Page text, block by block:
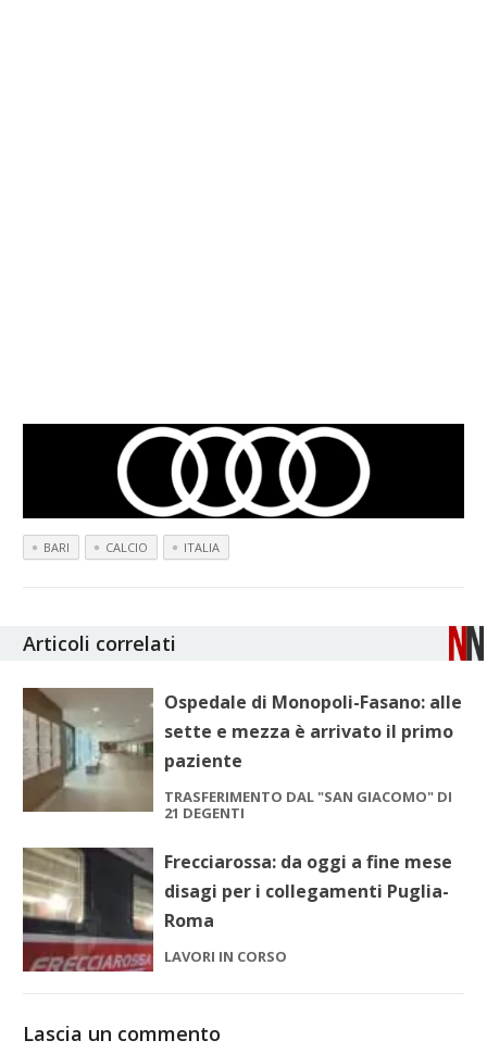
BARI CALCIO ITALIA
Articoli correlati
Ospedale di Monopoli-Fasano: alle
sette e mezza è arrivato il primo
paziente
TRASFERIMENTO DAL "SAN GIACOMO" DI
21 DEGENTI
Frecciarossa: da oggi a fine mese
disagi per i collegamenti Puglia-
Roma
LAVORI IN CORSO
Lascia un commento